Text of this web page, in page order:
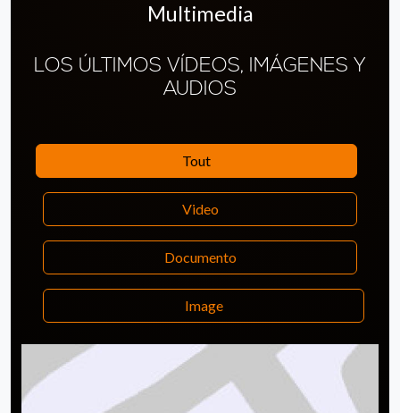
Multimedia
LOS ÚLTIMOS VÍDEOS, IMÁGENES Y
AUDIOS
Tout
Video
Documento
Image